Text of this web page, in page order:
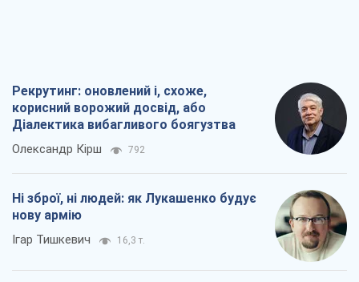
Рекрутинг: оновлений і, схоже,
корисний ворожий досвід, або
Діалектика вибагливого боягузтва
Олександр Кірш 792
Ні зброї, ні людей: як Лукашенко будує
нову армію
Ігар Тишкевич 16,3 т.